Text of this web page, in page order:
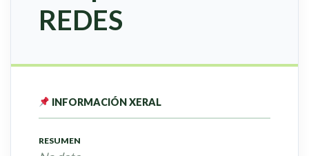
REDES
INFORMACIÓN XERAL
RESUMEN